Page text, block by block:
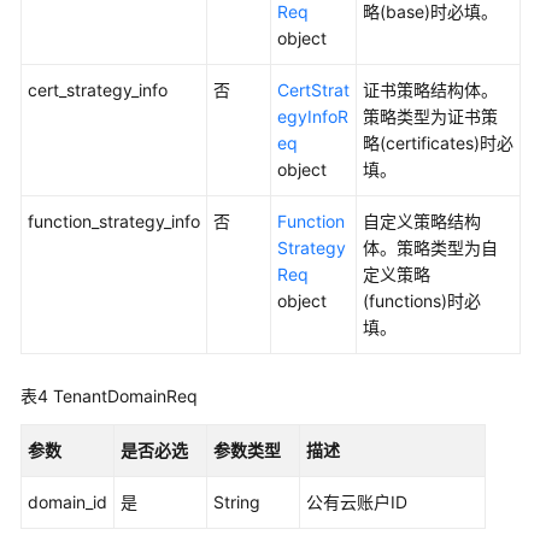
品
放
理
Req
object
略(base)时必填。
cert_strategy_info 否
CertStrat
egyInfoR
eq
object
证书策略结构体。
策略类型为证书策
略(certificates)时必
填。
function_strategy_info 否
Function
Strategy
Req
object
自定义策略结构
体。策略类型为自
定义策略
(functions)时必
填。
表4 TenantDomainReq
参数 是否必选 参数类型 描述
domain_id 是 String 公有云账户ID